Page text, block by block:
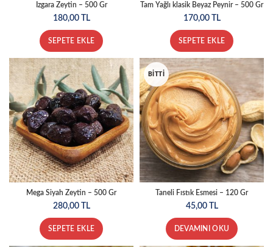
Izgara Zeytin – 500 Gr
180,00 TL
SEPETE EKLE
Tam Yağlı klasik Beyaz Peynir – 500 Gr
170,00 TL
SEPETE EKLE
Mega Siyah Zeytin – 500 Gr
280,00 TL
SEPETE EKLE
BITTI
Taneli Fıstık Esmesi – 120 Gr
45,00 TL
DEVAMINI OKU